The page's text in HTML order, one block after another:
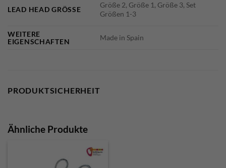
LEAD HEAD GRÖSSE
Größe 2, Größe 1, Größe 3, Set
Größen 1-3
WEITERE
EIGENSCHAFTEN
Made in Spain
PRODUKTSICHERHEIT
Ähnliche Produkte